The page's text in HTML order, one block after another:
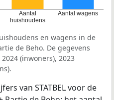
Aantal
huishoudens
Aantal wagens
en wagens in de
de Beho. De gegevens
(inwoners), 2023
van STATBEL voor de